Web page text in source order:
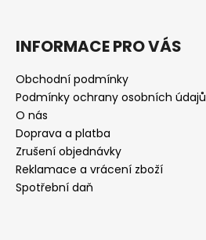
INFORMACE PRO VÁS
Obchodní podmínky
Podmínky ochrany osobních údajů
O nás
Doprava a platba
Zrušení objednávky
Reklamace a vrácení zboží
Spotřební daň